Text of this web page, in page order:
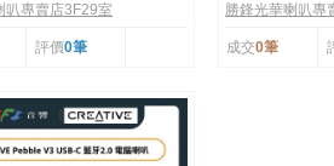
喇...
叭專賣店3F29室
評價0筆
芽 長條型 紅外...
勝鋒光華喇叭專
成交0筆